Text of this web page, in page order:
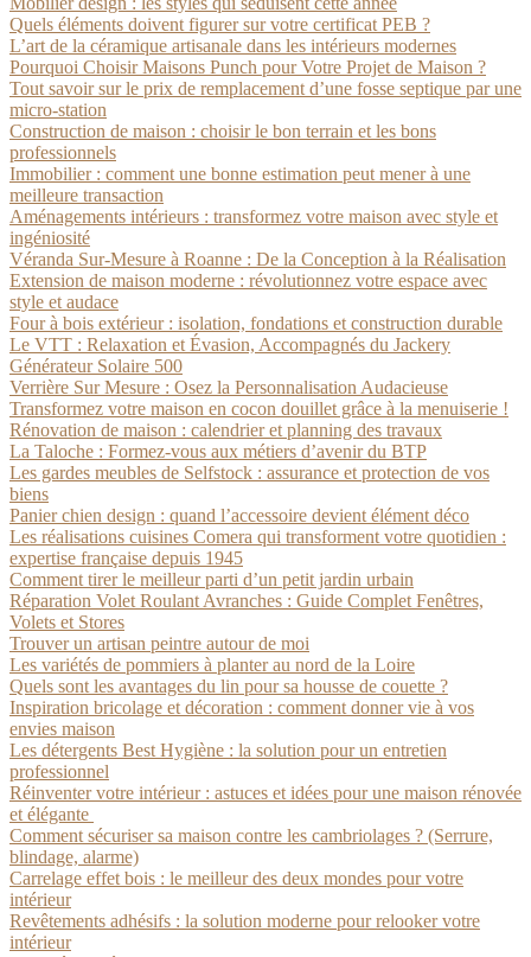
Quels éléments doivent figurer sur votre certificat PEB ?
L’art de la céramique artisanale dans les intérieurs modernes
Pourquoi Choisir Maisons Punch pour Votre Projet de Maison ?
Tout savoir sur le prix de remplacement d’une fosse septique par une
micro-station
Construction de maison : choisir le bon terrain et les bons
professionnels
Immobilier : comment une bonne estimation peut mener à une
meilleure transaction
Aménagements intérieurs : transformez votre maison avec style et
ingéniosité
Véranda Sur-Mesure à Roanne : De la Conception à la Réalisation
Extension de maison moderne : révolutionnez votre espace avec
style et audace
Four à bois extérieur : isolation, fondations et construction durable
Le VTT : Relaxation et Évasion, Accompagnés du Jackery
Générateur Solaire 500
Verrière Sur Mesure : Osez la Personnalisation Audacieuse
Transformez votre maison en cocon douillet grâce à la menuiserie !
Rénovation de maison : calendrier et planning des travaux
La Taloche : Formez-vous aux métiers d’avenir du BTP
Les gardes meubles de Selfstock : assurance et protection de vos
biens
Panier chien design : quand l’accessoire devient élément déco
Les réalisations cuisines Comera qui transforment votre quotidien :
expertise française depuis 1945
Comment tirer le meilleur parti d’un petit jardin urbain
Réparation Volet Roulant Avranches : Guide Complet Fenêtres,
Volets et Stores
Trouver un artisan peintre autour de moi
Les variétés de pommiers à planter au nord de la Loire
Quels sont les avantages du lin pour sa housse de couette ?
Inspiration bricolage et décoration : comment donner vie à vos
envies maison
Les détergents Best Hygiène : la solution pour un entretien
professionnel
Réinventer votre intérieur : astuces et idées pour une maison rénovée
et élégante
Comment sécuriser sa maison contre les cambriolages ? (Serrure,
blindage, alarme)
Carrelage effet bois : le meilleur des deux mondes pour votre
intérieur
Revêtements adhésifs : la solution moderne pour relooker votre
intérieur